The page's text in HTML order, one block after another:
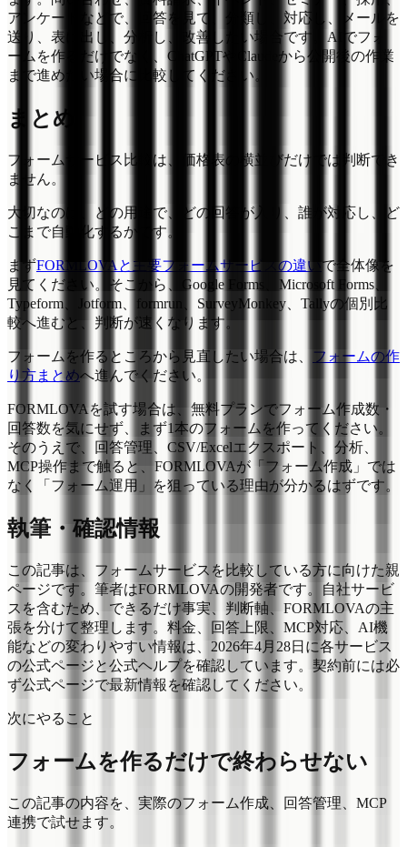
アンケートなどで、回答を見て、分類し、対応し、メールを
送り、表に出し、分析し、改善したい場合です。AIでフォ
ームを作るだけでなく、ChatGPTやClaudeから公開後の作業
まで進めたい場合に比較してください。
まとめ
フォームサービス比較は、価格表の横並びだけでは判断でき
ません。
大切なのは、どの用途で、どの回答が入り、誰が対応し、ど
こまで自動化するかです。
まずFORMLOVAと主要フォームサービスの違い で全体像を
見てください。そこから、Google Forms、Microsoft Forms、
Typeform、Jotform、formrun、SurveyMonkey、Tallyの個別比
較へ進むと、判断が速くなります。
フォームを作るところから見直したい場合は、
フォームの作
り方まとめへ進んでください。
FORMLOVAを試す場合は、無料プランでフォーム作成数・
回答数を気にせず、まず1本のフォームを作ってください。
そのうえで、回答管理、CSV/Excelエクスポート、分析、
MCP操作まで触ると、FORMLOVAが「フォーム作成」では
なく「フォーム運用」を狙っている理由が分かるはずです。
執筆・確認情報
この記事は、フォームサービスを比較している方に向けた親
ページです。筆者はFORMLOVAの開発者です。自社サービ
スを含むため、できるだけ事実、判断軸、FORMLOVAの主
張を分けて整理します。料金、回答上限、MCP対応、AI機
能などの変わりやすい情報は、2026年4月28日に各サービス
の公式ページと公式ヘルプを確認しています。契約前には必
ず公式ページで最新情報を確認してください。
次にやること
フォームを作るだけで終わらせない
この記事の内容を、実際のフォーム作成、回答管理、MCP
連携で試せます。